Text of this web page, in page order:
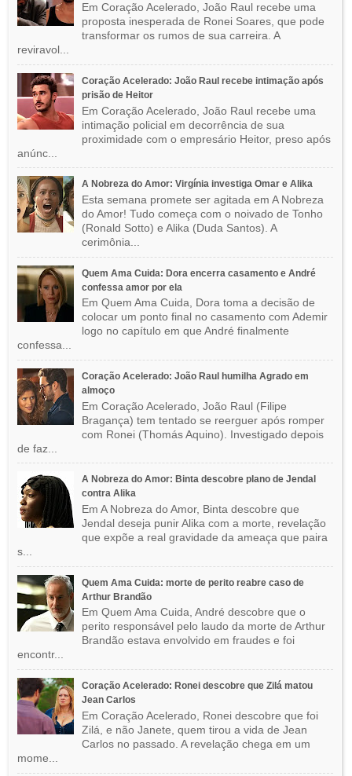
Em Coração Acelerado, João Raul recebe uma
proposta inesperada de Ronei Soares, que pode
transformar os rumos de sua carreira. A
reviravol...
Coração Acelerado: João Raul recebe intimação após
prisão de Heitor
Em Coração Acelerado, João Raul recebe uma
intimação policial em decorrência de sua
proximidade com o empresário Heitor, preso após
anúnc...
A Nobreza do Amor: Virgínia investiga Omar e Alika
Esta semana promete ser agitada em A Nobreza
do Amor! Tudo começa com o noivado de Tonho
(Ronald Sotto) e Alika (Duda Santos). A
cerimônia...
Quem Ama Cuida: Dora encerra casamento e André
confessa amor por ela
Em Quem Ama Cuida, Dora toma a decisão de
colocar um ponto final no casamento com Ademir
logo no capítulo em que André finalmente
confessa...
Coração Acelerado: João Raul humilha Agrado em
almoço
Em Coração Acelerado, João Raul (Filipe
Bragança) tem tentado se reerguer após romper
com Ronei (Thomás Aquino). Investigado depois
de faz...
A Nobreza do Amor: Binta descobre plano de Jendal
contra Alika
Em A Nobreza do Amor, Binta descobre que
Jendal deseja punir Alika com a morte, revelação
que expõe a real gravidade da ameaça que paira
s...
Quem Ama Cuida: morte de perito reabre caso de
Arthur Brandão
Em Quem Ama Cuida, André descobre que o
perito responsável pelo laudo da morte de Arthur
Brandão estava envolvido em fraudes e foi
encontr...
Coração Acelerado: Ronei descobre que Zilá matou
Jean Carlos
Em Coração Acelerado, Ronei descobre que foi
Zilá, e não Janete, quem tirou a vida de Jean
Carlos no passado. A revelação chega em um
mome...